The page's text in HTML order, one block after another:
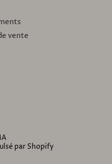
vente
par Shopify